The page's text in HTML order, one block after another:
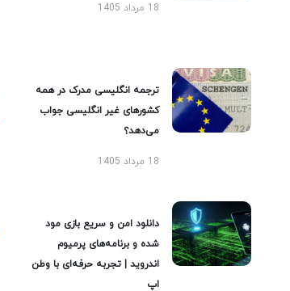
18 مرداد 1405
ترجمه انگلیسی مدرک در همه
کشورهای غیر انگلیسی جواب
می‌دهد؟
18 مرداد 1405
دانلود امن و سریع بازی مود
شده و برنامه‌های پرمیوم
اندروید | تجربه حرفه‌ای با وطن
اپ